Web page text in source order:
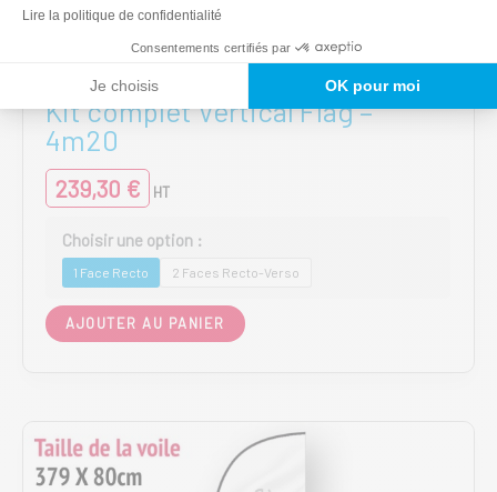
Lire la politique de confidentialité
Consentements certifiés par
Je choisis OK pour moi
Kits complets VERTICAL FLAG
Kit complet Vertical Flag –
4m20
239,30 € HT
1 Face Recto 2 Faces Recto-Verso
AJOUTER AU PANIER
produit
Les
options